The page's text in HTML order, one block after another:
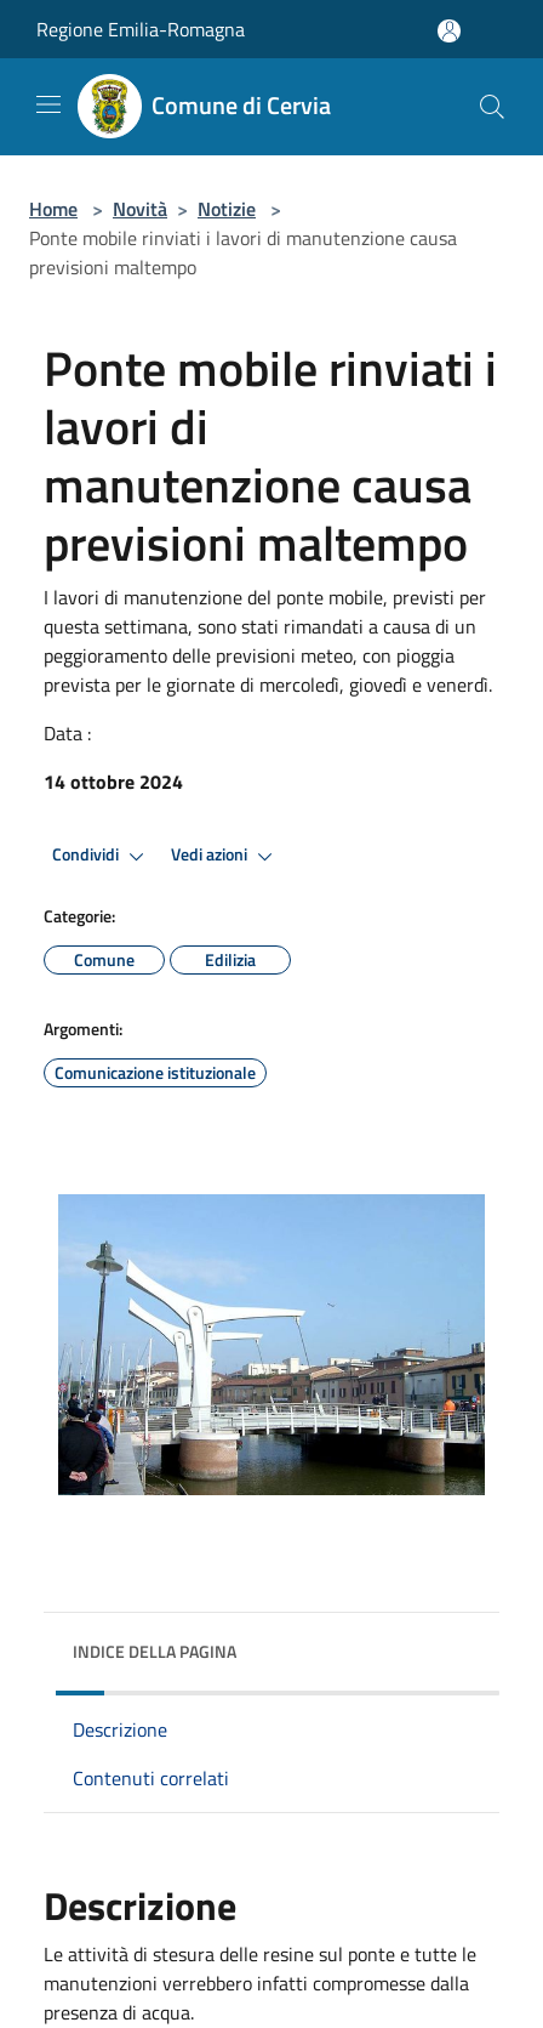
Regione Emilia-Romagna
Comune di Cervia
Home > Novità > Notizie >
Ponte mobile rinviati i lavori di manutenzione causa
previsioni maltempo
Ponte mobile rinviati i
lavori di
manutenzione causa
previsioni maltempo
I lavori di manutenzione del ponte mobile, previsti per
questa settimana, sono stati rimandati a causa di un
peggioramento delle previsioni meteo, con pioggia
prevista per le giornate di mercoledì, giovedì e venerdì.
Data :
14 ottobre 2024
Condividi Vedi azioni
Categorie:
Comune
Edilizia
Argomenti:
Comunicazione istituzionale
INDICE DELLA PAGINA
Descrizione
Contenuti correlati
Descrizione
Le attività di stesura delle resine sul ponte e tutte le
manutenzioni verrebbero infatti compromesse dalla
presenza di acqua.